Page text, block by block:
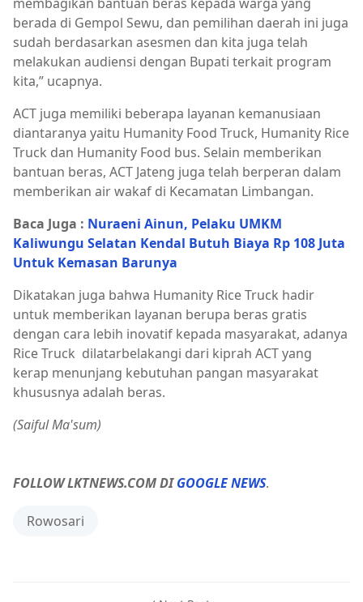
berada di Gempol Sewu, dan pemilihan daerah ini juga
sudah berdasarkan asesmen dan kita juga telah
melakukan audiensi dengan Bupati terkait program
kita,” ucapnya.
ACT juga memiliki beberapa layanan kemanusiaan
diantaranya yaitu Humanity Food Truck, Humanity Rice
Truck dan Humanity Food bus. Selain memberikan
bantuan beras, ACT Jateng juga telah berperan dalam
memberikan air wakaf di Kecamatan Limbangan.
Baca Juga : Nuraeni Ainun, Pelaku UMKM
Kaliwungu Selatan Kendal Butuh Biaya Rp 108 Juta
Untuk Kemasan Barunya
Dikatakan juga bahwa Humanity Rice Truck hadir
untuk memberikan layanan berupa beras gratis
dengan cara lebih inovatif kepada masyarakat, adanya
Rice Truck dilatarbelakangi dari kiprah ACT yang
kerap menunjang kebutuhan pangan masyarakat
khususnya adalah beras.
(Saiful Ma'sum)
FOLLOW LKTNEWS.COM DIGOOGLE NEWS.
Rowosari